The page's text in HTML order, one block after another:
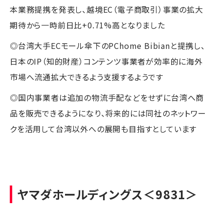
本業務提携を発表し、越境EC（電子商取引）事業の拡大
期待から一時前日比+0.71%高となりました
◎台湾大手ECモール傘下のPChome Bibianと提携し、
日本のIP（知的財産）コンテンツ事業者が効率的に海外
市場へ流通拡大できるよう支援するようです
◎国内事業者は追加の物流手配などをせずに台湾へ商
品を販売できるようになり、将来的には同社のネットワー
クを活用して台湾以外への展開も目指すとしています
ヤマダホールディングス＜9831＞